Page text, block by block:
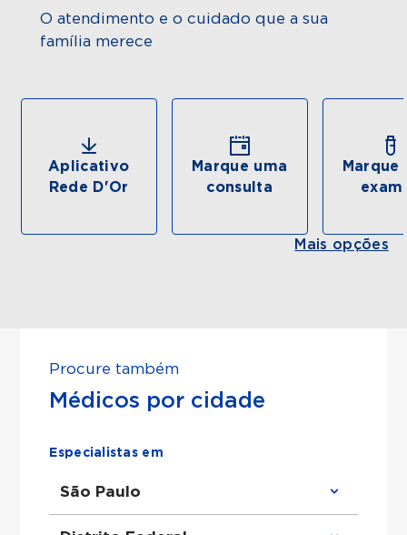
O atendimento e o cuidado que a sua
família merece
Aplicativo
Rede D'Or
Marque uma
consulta
Marque
Mais opções
Procure também
Médicos por cidade
Especialistas em
São Paulo
Clínico Geral em São Paulo